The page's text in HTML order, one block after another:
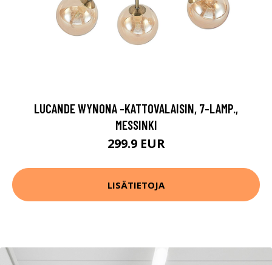
LUCANDE WYNONA -KATTOVALAISIN, 7-LAMP.,
MESSINKI
299.9 EUR
LISÄTIETOJA